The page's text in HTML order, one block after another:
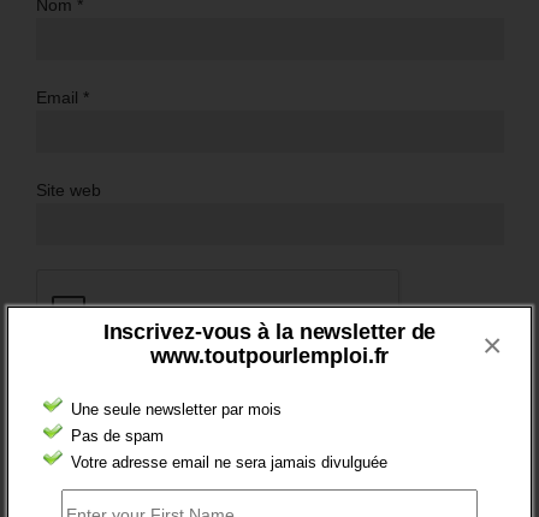
Inscrivez-vous à la newsletter de
www.toutpourlemploi.fr
Une seule newsletter par mois
Pas de spam
Votre adresse email ne sera jamais divulguée
×
Nom *
Email *
Site web
BRÈVES EMPLOI